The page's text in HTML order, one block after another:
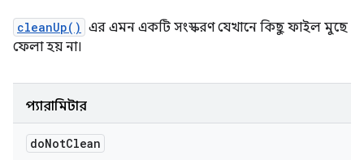
cleanUp() এর এমন একটি সংস্করণ যেখানে কিছু ফাইল মুছে
ফেলা হয় না।
প্যারামিটার
doNotClean